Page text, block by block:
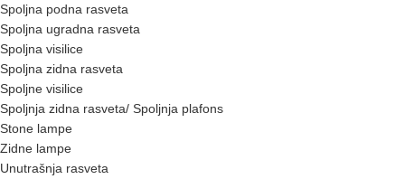
Spoljna podna rasveta
Spoljna ugradna rasveta
Spoljna visilice
Spoljna zidna rasveta
Spoljne visilice
Spoljnja zidna rasveta/ Spoljnja plafons
Stone lampe
Zidne lampe
Unutrašnja rasveta